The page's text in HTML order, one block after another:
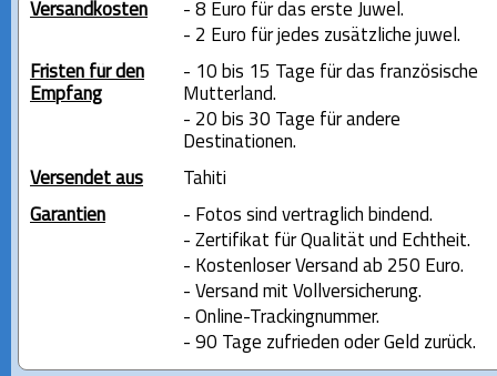
Versandkosten
- 8 Euro für das erste Juwel.
- 2 Euro für jedes zusätzliche juwel.
Fristen für den
Empfang
- 10 bis 15 Tage für das französische
Mutterland.
- 20 bis 30 Tage für andere
Destinationen.
Versendet aus
Tahiti
Garantien
- Fotos sind vertraglich bindend.
- Zertifikat für Qualität und Echtheit.
- Kostenloser Versand ab 250 Euro.
- Versand mit Vollversicherung.
- Online-Trackingnummer.
- 90 Tage zufrieden oder Geld zurück.